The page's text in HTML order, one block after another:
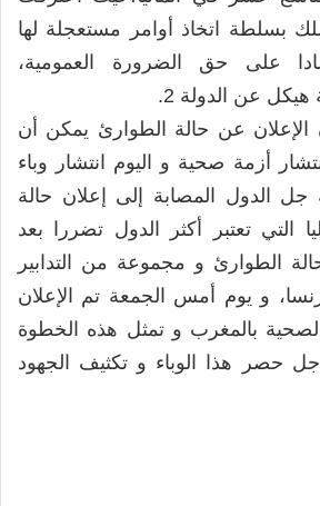
بسلطة اتخاذ أوامر مستعجلة لها
على حق الضرورة العمومية،
عن الدولة 2.
الإعلان عن حالة الطوارئ يمكن أن
أزمة صحية و اليوم انتشار وباء
الدول المصابة إلى إعلان حالة
التي تعتبر أكثر الدول تضررا بعد
الطوارئ و مجموعة من التدابير
و يوم أمس الجمعة تم الإعلان
بالمغرب و تمثل هذه الخطوة
حصر هذا الوباء و تكثيف الجهود